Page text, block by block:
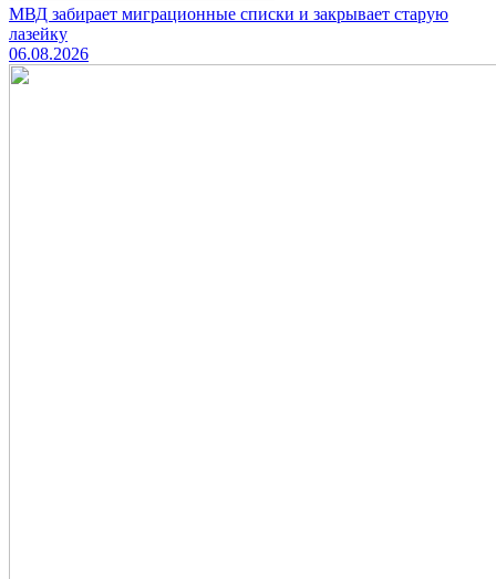
МВД забирает миграционные списки и закрывает старую
лазейку
06.08.2026